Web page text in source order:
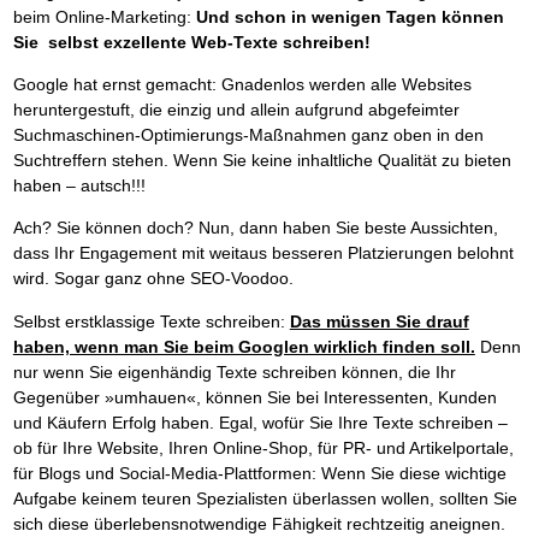
beim Online-Marketing: Und schon in wenigen Tagen können
Sie selbst exzellente Web-Texte schreiben!
Google hat ernst gemacht: Gnadenlos werden alle Websites
heruntergestuft, die einzig und allein aufgrund abgefeimter
Suchmaschinen-Optimierungs-Maßnahmen ganz oben in den
Suchtreffern stehen. Wenn Sie keine inhaltliche Qualität zu bieten
haben – autsch!!!
Ach? Sie können doch? Nun, dann haben Sie beste Aussichten,
dass Ihr Engagement mit weitaus besseren Platzierungen belohnt
wird. Sogar ganz ohne SEO-Voodoo.
Selbst erstklassige Texte schreiben: Das müssen Sie drauf
haben, wenn man Sie beim Googlen wirklich finden soll. Denn
nur wenn Sie eigenhändig Texte schreiben können, die Ihr
Gegenüber »umhauen«, können Sie bei Interessenten, Kunden
und Käufern Erfolg haben. Egal, wofür Sie Ihre Texte schreiben –
ob für Ihre Website, Ihren Online-Shop, für PR- und Artikelportale,
für Blogs und Social-Media-Plattformen: Wenn Sie diese wichtige
Aufgabe keinem teuren Spezialisten überlassen wollen, sollten Sie
sich diese überlebensnotwendige Fähigkeit rechtzeitig aneignen.